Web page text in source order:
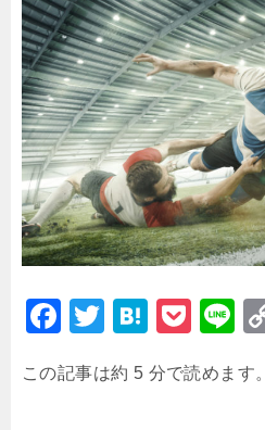
F
c
T
tt
H
e
P
c
Li
e
この記事は約 5 分で読めます。